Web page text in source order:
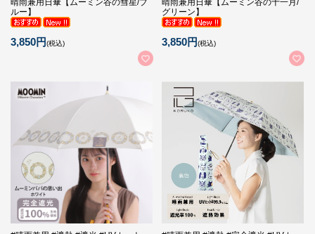
ルー】
3,850円(税込)
グリーン】
3,850円(税込)